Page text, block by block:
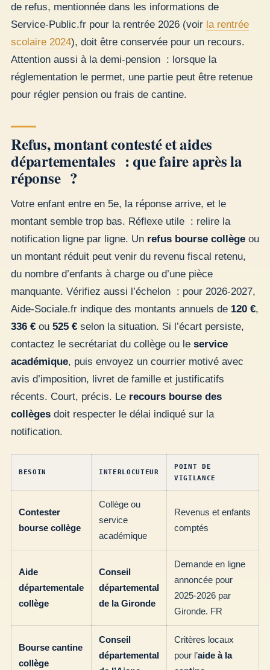
de refus, mentionnée dans les informations de
Service-Public.fr pour la rentrée 2026 (voir la rentrée
scolaire 2024), doit être conservée pour un recours.
Attention aussi à la demi-pension : lorsque la
réglementation le permet, une partie peut être retenue
pour régler pension ou frais de cantine.
Refus, montant contesté et aides
départementales : que faire après la
réponse ?
Votre enfant entre en 5e, la réponse arrive, et le
montant semble trop bas. Réflexe utile : relire la
notification ligne par ligne. Un refus bourse collège ou
un montant réduit peut venir du revenu fiscal retenu,
du nombre d’enfants à charge ou d’une pièce
manquante. Vérifiez aussi l’échelon : pour 2026-2027,
Aide-Sociale.fr indique des montants annuels de 120 €,
336 € ou 525 € selon la situation. Si l’écart persiste,
contactez le secrétariat du collège ou le service
académique, puis envoyez un courrier motivé avec
avis d’imposition, livret de famille et justificatifs
récents. Court, précis. Le recours bourse des
collèges doit respecter le délai indiqué sur la
notification.
BESOIN INTERLOCUTEUR
POINT DE
VIGILANCE
Contester
bourse collège
Collège ou
service
académique
Revenus et enfants
comptés
Aide
départementale
collège
Conseil
départemental
de la Gironde
Demande en ligne
annoncée pour
2025-2026 par
Gironde. FR
Bourse cantine
collège
Conseil
départemental
Critères locaux
pour l’aide à la